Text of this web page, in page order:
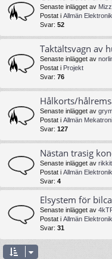
Senaste inlägget av
Postat i Allmän Elektronik
Svar: 52
Taktältsvagn av
Senaste inlägget av
Postat i Projekt
Svar: 76
Hålkorts/
Senaste inlägget av
Postat i Allmän
Svar: 127
Nästan trasig
Senaste inlägget av
Postat i Allmän Elektronik
Svar: 4
Elsystem för
Senaste inlägget av
Postat i Allmän Elektronik
Svar: 31